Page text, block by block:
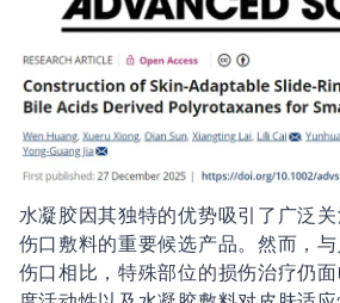
水凝胶因其独特的优势吸引了广泛
伤口敷料的重要候选产品。然而，
伤口相比，特殊部位的损伤治疗仍